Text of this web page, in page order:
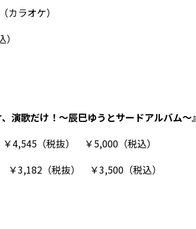
カラオケ）
演歌だけ！～辰巳ゆうとサードアルバム～』
￥4,545（税抜） ￥5,000（税込）
3,182（税抜） ￥3,500（税込）